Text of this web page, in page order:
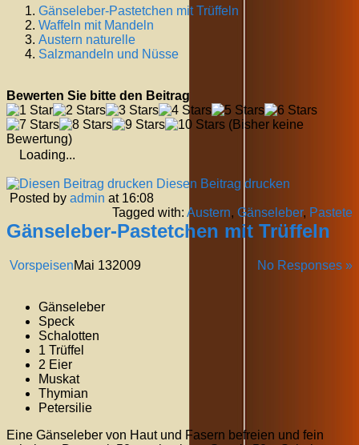
Gänseleber-Pastetchen mit Trüffeln
Waffeln mit Mandeln
Austern naturelle
Salzmandeln und Nüsse
Bewerten Sie bitte den Beitrag
(Bisher keine
Bewertung)
Loading...
Diesen Beitrag drucken
Posted by admin at 16:08
Tagged with: Austern, Gänseleber, Pastete
Gänseleber-Pastetchen mit Trüffeln
Vorspeisen No Responses »
Mai 132009
Gänseleber
Speck
Schalotten
1 Trüffel
2 Eier
Muskat
Thymian
Petersilie
Eine Gänseleber von Haut und Fasern befreien und fein